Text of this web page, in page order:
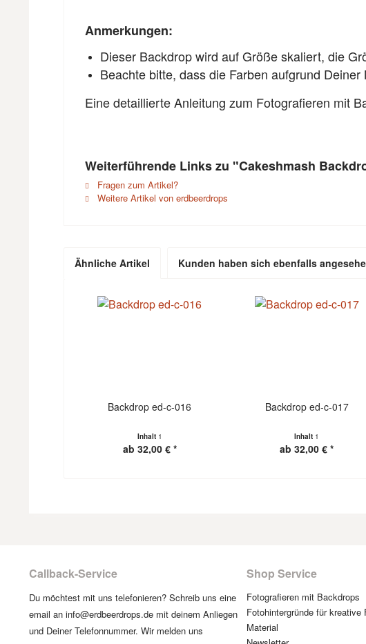
Anmerkungen:
Dieser Backdrop wird auf Größe skaliert, die
Beachte bitte, dass die Farben aufgrund
Eine detaillierte Anleitung zum Fotografieren mit
Weiterführende Links zu "Cakeshmash
Fragen zum Artikel?
Weitere Artikel von erdbeerdrops
Ähnliche Artikel Kunden haben sich ebenfalls
Backdrop ed-c-016
Inhalt 1
ab 32,00 € *
Backdrop ed-c-017
Inhalt 1
ab 32,00 € *
Callback-Service
Du möchtest mit uns telefonieren? Schreib uns eine
email an info@erdbeerdrops.de mit deinem Anliegen
und Deiner Telefonnummer. Wir melden uns
Shop Service
Fotografieren mit Backdrops
Fotohintergründe für kreative
Material